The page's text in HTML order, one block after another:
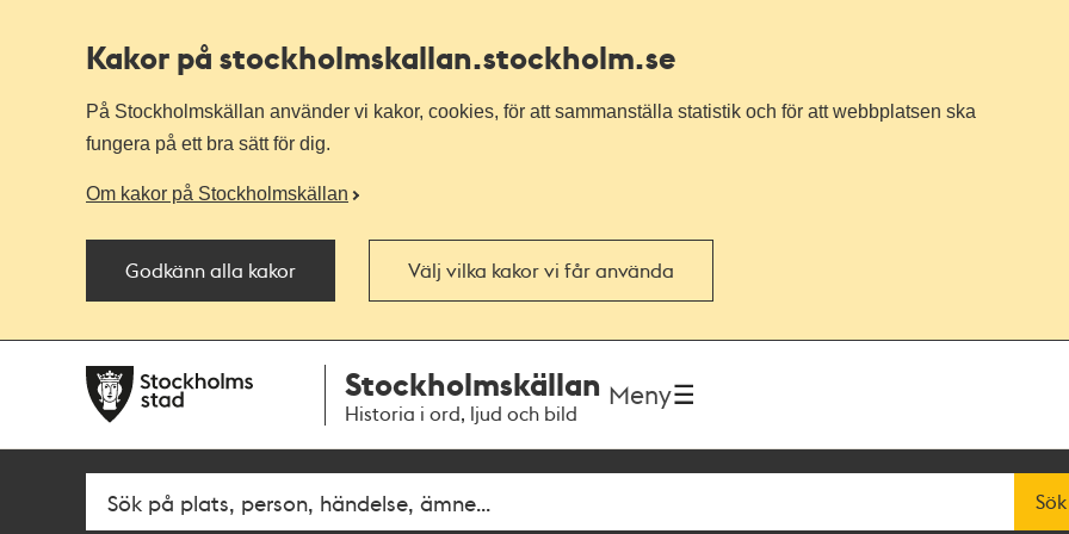
Kakor på stockholmskallan.stockholm.se
På Stockholmskällan använder vi kakor, cookies, för att sammanställa statistik och för att webbplatsen ska
fungera på ett bra sätt för dig.
Om kakor på Stockholmskällan
Godkänn alla kakor Välj vilka kakor vi får använda
navigationen
huvudinnehållet
Stockholmskällan
Historia i ord, ljud och bild
Meny
Fritextsök Sök